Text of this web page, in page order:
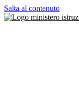
Salta al contenuto